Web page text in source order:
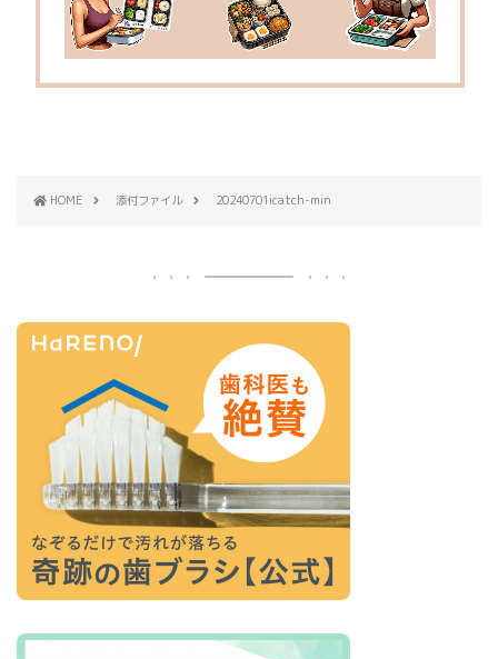
HOME 添付ファイル 20240701icatch-min